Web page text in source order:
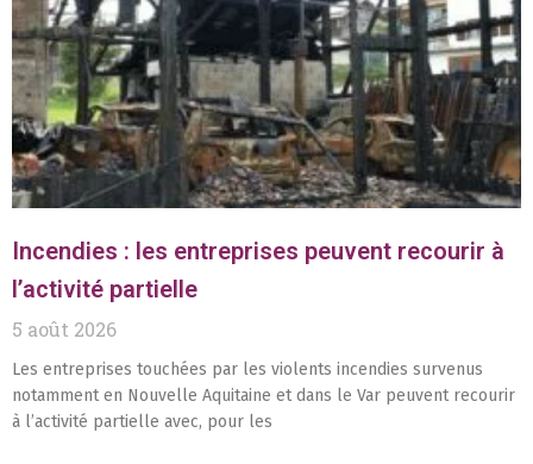
Incendies : les entreprises peuvent recourir à
l’activité partielle
5 août 2026
Les entreprises touchées par les violents incendies survenus
notamment en Nouvelle Aquitaine et dans le Var peuvent recourir
à l’activité partielle avec, pour les